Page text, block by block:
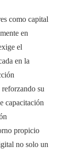
como capital
en
el
en la
su
capacitación
propicio
no solo un